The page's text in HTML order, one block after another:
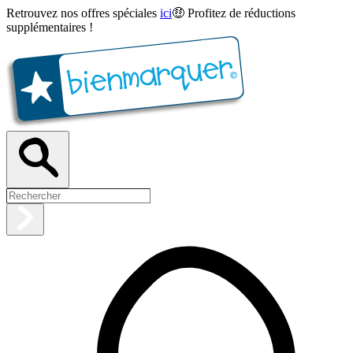
Retrouvez nos offres spéciales ici🤑 Profitez de réductions
supplémentaires !